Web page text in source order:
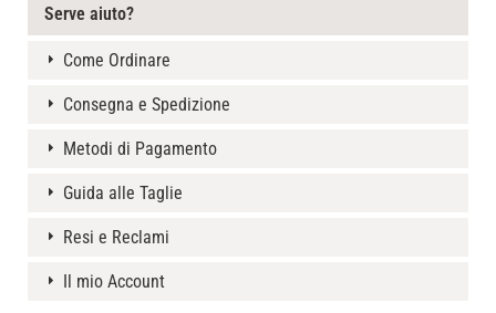
Serve aiuto?
Come Ordinare
Consegna e Spedizione
Metodi di Pagamento
Guida alle Taglie
Resi e Reclami
Il mio Account